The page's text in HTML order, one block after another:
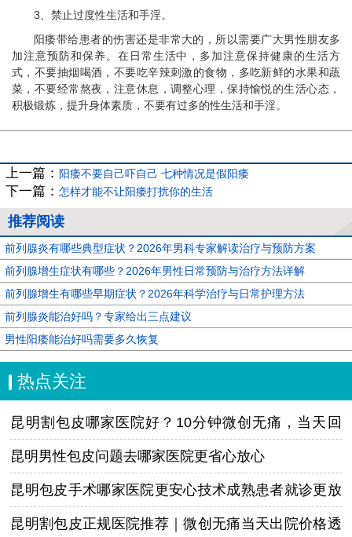
3、禁止过度性生活和手淫。
阳痿带给患者的伤害还是非常大的，所以需要广大男性朋友多
加注意预防和保养。在日常生活中，多加注意保持健康的生活方
式，不要抽烟喝酒，不要吃辛辣刺激的食物，多吃新鲜的水果和蔬
菜，不要经常熬夜，注意休息，调整心理，保持愉悦的生活心态，
积极锻炼，提升身体素质，不要有过多的性生活和手淫。
上一篇： 阳痿不要自己吓自己 七种情况是假阳痿
下一篇： 怎样才能不让阳痿打扰你的生活
推荐阅读
前列腺炎有哪些典型症状？2026年男科专家解读治疗与预防方案
前列腺增生症状有哪些？2026年男性日常预防与治疗方法详解
前列腺增生有哪些早期症状？2026年科学治疗与日常护理方法
前列腺炎能治好吗？专家给出三点建议
男性阳痿能治好吗需要多久恢复
热点关注
昆明割包皮哪家医院好？10分钟微创无痛，当天回
家！
昆明男性包皮问题去哪家医院更省心放心
昆明包皮手术哪家医院更安心技术成熟患者就诊更放
心
昆明割包皮正规医院推荐｜微创无痛当天出院价格透